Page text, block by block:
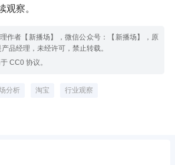
观察。
作者【新播场】，微信公众号：【新播场】，原
品经理，未经许可，禁止转载。
CC0 协议。
分析 淘宝 行业观察